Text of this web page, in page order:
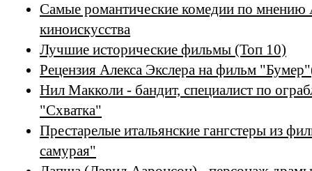
Самые романтические комедии по мнению
киноискусства
Лучшие исторические фильмы (Топ 10)
Рецензия Алекса Экслера на фильм
Нил Макколи - бандит, специалист по
"Схватка"
Престарелые итальянские гангстеры из
самурая"